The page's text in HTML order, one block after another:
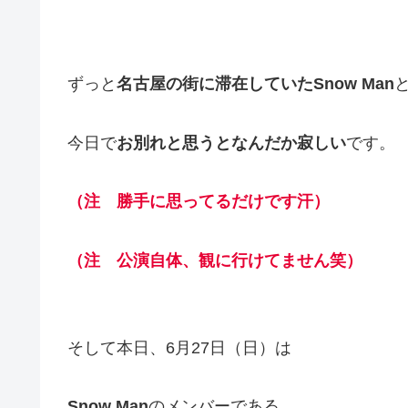
ずっと 名古屋の街に滞在していたSnow Man
今日でお別れと思うとなんだか寂しいです。
（注 勝手に思ってるだけです汗）
（注 公演自体、観に行けてません笑）
そして本日、6月27日（日）は